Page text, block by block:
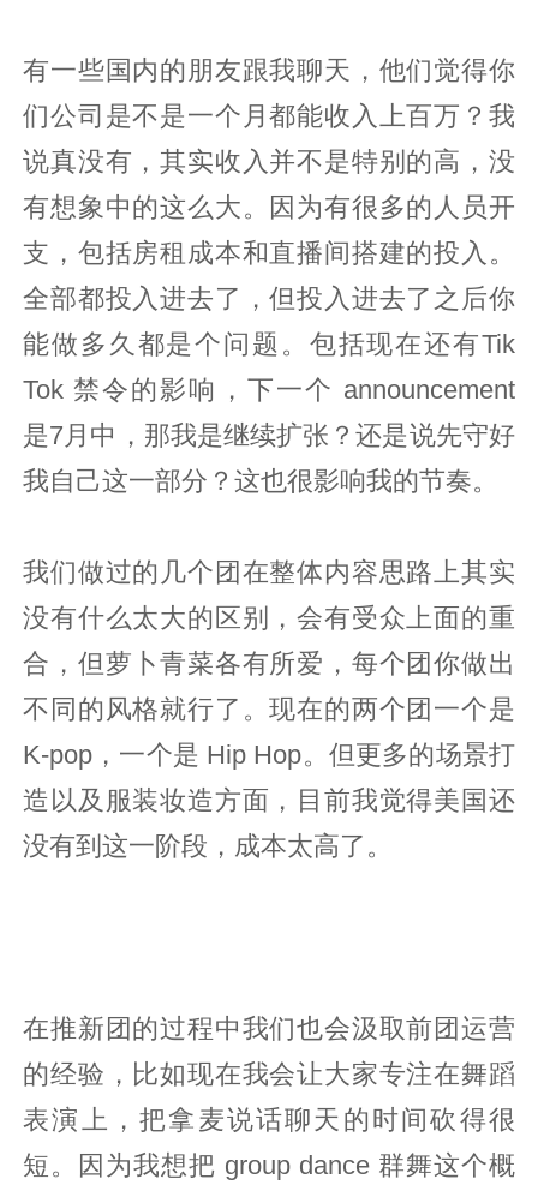
有一些国内的朋友跟我聊天，他们觉得你
们公司是不是一个月都能收入上百万？我
说真没有，其实收入并不是特别的高，没
有想象中的这么大。因为有很多的人员开
支，包括房租成本和直播间搭建的投入。
全部都投入进去了，但投入进去了之后你
能做多久都是个问题。包括现在还有Tik
Tok 禁令的影响，下一个 announcement
是7月中，那我是继续扩张？还是说先守好
我自己这一部分？这也很影响我的节奏。
我们做过的几个团在整体内容思路上其实
没有什么太大的区别，会有受众上面的重
合，但萝卜青菜各有所爱，每个团你做出
不同的风格就行了。现在的两个团一个是
K-pop，一个是 Hip Hop。但更多的场景打
造以及服装妆造方面，目前我觉得美国还
没有到这一阶段，成本太高了。
在推新团的过程中我们也会汲取前团运营
的经验，比如现在我会让大家专注在舞蹈
表演上，把拿麦说话聊天的时间砍得很
短。因为我想把 group dance 群舞这个概